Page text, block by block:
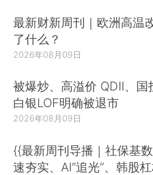
最新财新周刊｜欧洲高温
了什么？
2026年08月09日
被爆炒、高溢价 QDII、国
白银LOF明确被退市
2026年08月09日
{{最新周刊导播｜社保基
速夯实、AI“追光”、韩股